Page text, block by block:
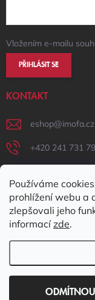
Používáme
prohlížení webu a
zlepšovali jeho
informacízde.
Vložením e-mailu
PŘIHLÁSIT SE
KONTAKT
eshop@imofa.cz
+420 241 731
IMOFA
imofa_s.r.o
Copyright 2026